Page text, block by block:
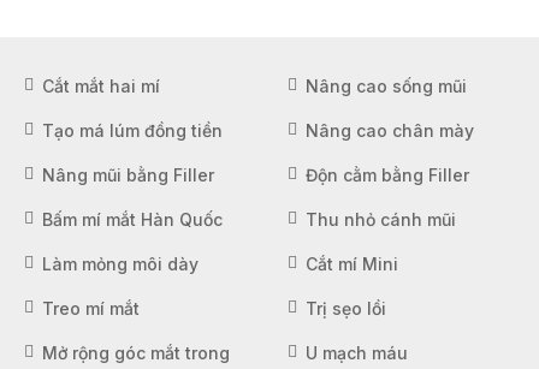
Cắt mắt hai mí Nâng cao sống mũi
Tạo má lúm đồng tiền Nâng cao chân mày
Nâng mũi bằng Filler Độn cằm bằng Filler
Bấm mí mắt Hàn Quốc Thu nhỏ cánh mũi
Làm mỏng môi dày Cắt mí Mini
Treo mí mắt Trị sẹo lồi
Mở rộng góc mắt trong U mạch máu